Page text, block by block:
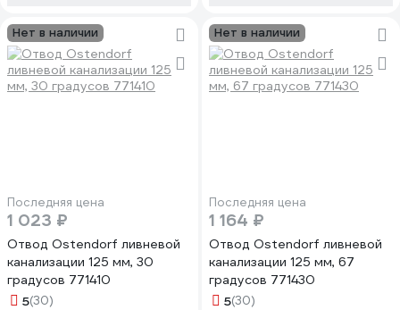
Нет в наличии
Последняя цена
1 023 ₽
Отвод Ostendorf ливневой
канализации 125 мм, 30
градусов 771410
5(30)
Нет в наличии
Последняя цена
1 164 ₽
Отвод Ostendorf ливневой
канализации 125 мм, 67
градусов 771430
5(30)